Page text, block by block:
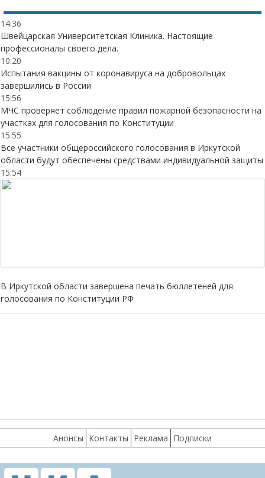
14:36
Швейцарская Университетская Клиника. Настоящие
профессионалы своего дела.
10:20
Испытания вакцины от коронавируса на добровольцах
завершились в России
15:56
МЧС проверяет соблюдение правил пожарной безопасности на
участках для голосования по Конституции
15:55
Все участники общероссийского голосования в Иркутской
области будут обеспечены средствами индивидуальной защиты
15:54
В Иркутской области завершена печать бюллетеней для
голосования по Конституции РФ
Анонсы Контакты Реклама Подписки